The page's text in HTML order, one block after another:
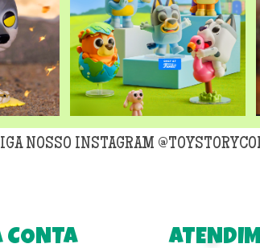
NOSSO INSTAGRAM
CONTA